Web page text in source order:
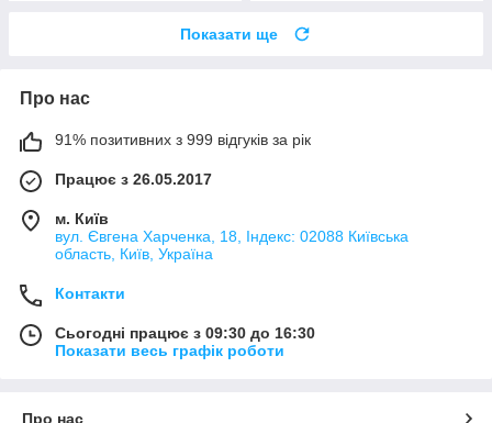
Показати ще
Про нас
91% позитивних з 999 відгуків за рік
Працює з 26.05.2017
м. Київ
вул. Євгена Харченка, 18, Індекс: 02088 Київська
область, Київ, Україна
Контакти
Сьогодні працює з 09:30 до 16:30
Показати весь графік роботи
Про нас